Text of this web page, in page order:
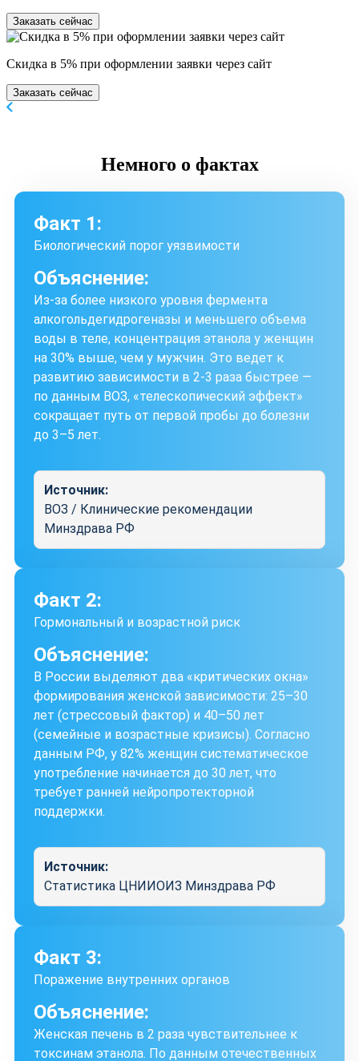
Заказать сейчас
Скидка в 5% при оформлении заявки через сайт
Заказать сейчас
Немного о фактах
Факт 1:
Биологический порог уязвимости
Объяснение:
Из-за более низкого уровня фермента
алкогольдегидрогеназы и меньшего объема
воды в теле, концентрация этанола у женщин
на 30% выше, чем у мужчин. Это ведет к
развитию зависимости в 2-3 раза быстрее —
по данным ВОЗ, «телескопический эффект»
сокращает путь от первой пробы до болезни
до 3–5 лет.
Источник:
ВОЗ / Клинические рекомендации
Минздрава РФ
Факт 2:
Гормональный и возрастной риск
Объяснение:
В России выделяют два «критических окна»
формирования женской зависимости: 25–30
лет (стрессовый фактор) и 40–50 лет
(семейные и возрастные кризисы). Согласно
данным РФ, у 82% женщин систематическое
употребление начинается до 30 лет, что
требует ранней нейропротекторной
поддержки.
Источник:
Статистика ЦНИИОИЗ Минздрава РФ
Факт 3:
Поражение внутренних органов
Объяснение:
Женская печень в 2 раза чувствительнее к
токсинам этанола. По данным отечественных